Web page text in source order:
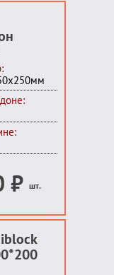
₽ шт.